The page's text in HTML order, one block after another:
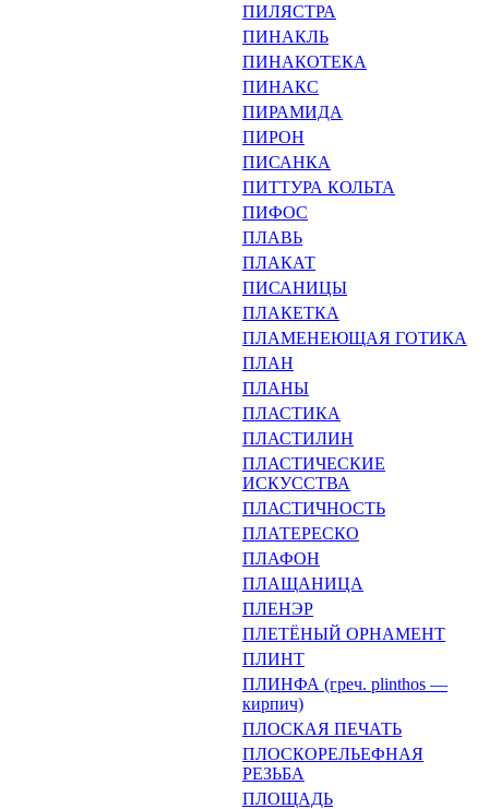
ПИЛЯСТРА
ПИНАКЛЬ
ПИНАКОТЕКА
ПИНАКС
ПИРАМИДА
ПИРОН
ПИСАНКА
ПИТТУРА КОЛЬТА
ПИФОС
ПЛАВЬ
ПЛАКАТ
ПИСАНИЦЫ
ПЛАКЕТКА
ПЛАМЕНЕЮЩАЯ ГОТИКА
ПЛАН
ПЛАНЫ
ПЛАСТИКА
ПЛАСТИЛИН
ПЛАСТИЧЕСКИЕ
ИСКУССТВА
ПЛАСТИЧНОСТЬ
ПЛАТЕРЕСКО
ПЛАФОН
ПЛАЩАНИЦА
ПЛЕНЭР
ПЛЕТЁНЫЙ ОРНАМЕНТ
ПЛИНТ
ПЛИНФА (греч. plinthos —
кир­пич)
ПЛОСКАЯ ПЕЧАТЬ
ПЛОСКОРЕЛЬЕФНАЯ
РЕЗЬБА
ПЛОЩАДЬ